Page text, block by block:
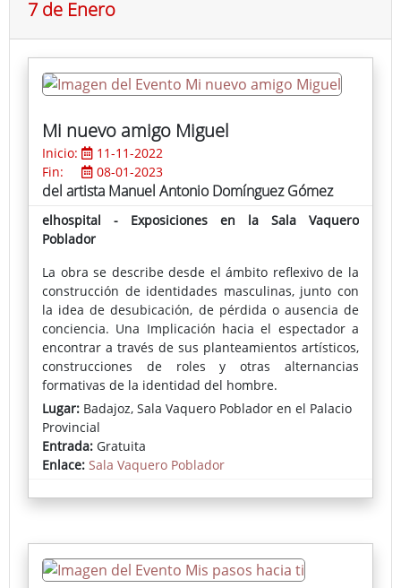
7 de Enero
Mi nuevo amigo Miguel
Inicio:
11-11-2022
Fin:
08-01-2023
del artista Manuel Antonio Domínguez Gómez
elhospital - Exposiciones en la Sala Vaquero
Poblador
La obra se describe desde el ámbito reflexivo de la
construcción de identidades masculinas, junto con
la idea de desubicación, de pérdida o ausencia de
conciencia. Una Implicación hacia el espectador a
encontrar a través de sus planteamientos artísticos,
construcciones de roles y otras alternancias
formativas de la identidad del hombre.
Lugar: Badajoz, Sala Vaquero Poblador en el Palacio
Provincial
Entrada: Gratuita
Enlace: Sala Vaquero Poblador